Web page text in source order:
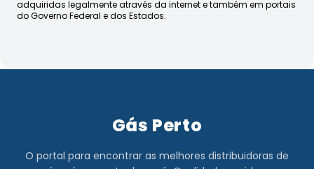
adquiridas legalmente através da internet e também em portais
do Governo Federal e dos Estados.
Gás Perto
O portal para encontrar as melhores distribuidoras de